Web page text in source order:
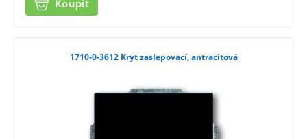
Koupit
1710-0-3612 Kryt zaslepovací, antracitová